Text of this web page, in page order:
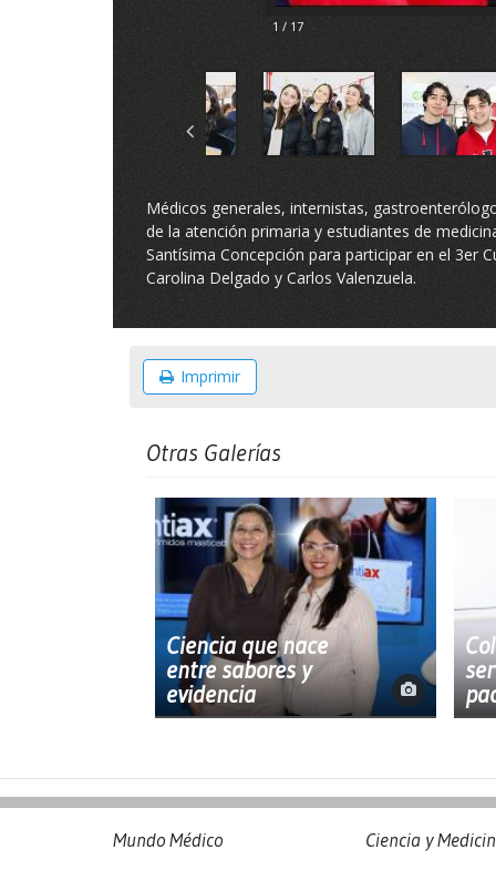
1 / 17
2 / 17
Médicos generales, internistas,
de la atención primaria y estudiantes de
Santísima Concepción para participar en el 3er
Carolina Delgado y Carlos Valenzuela.
Imprimir
Otras Galerías
Ciencia que nace
entre sabores y
evidencia
Mundo Médico Ciencia y